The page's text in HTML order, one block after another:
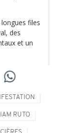
files
des
et un
RUTO